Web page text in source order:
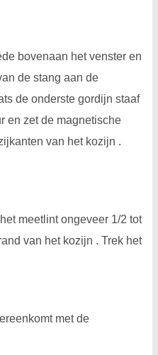
bovenaan het venster en
de stang aan de
de onderste gordijn staaf
en zet de magnetische
van het kozijn .
meetlint ongeveer 1/2 tot
van het kozijn . Trek het
met de